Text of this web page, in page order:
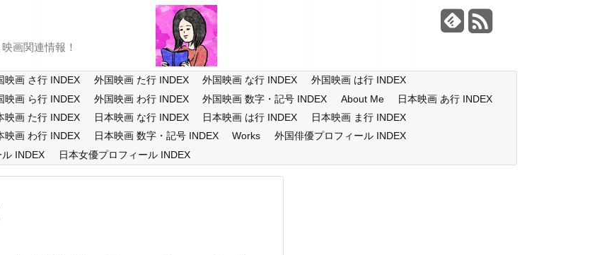
画関連情報！
映画 さ行 INDEX 外国映画 た行 INDEX 外国映画 な行 INDEX
外国映画 は行 INDEX
映画 ら行 INDEX 外国映画 わ行 INDEX 外国映画 数字・記号 INDEX About Me
日本映画 あ行 INDEX
映画 た行 INDEX 日本映画 な行 INDEX 日本映画 は行 INDEX
日本映画 ま行 INDEX
映画 わ行 INDEX 日本映画 数字・記号 INDEX Works
外国俳優プロフィール INDEX
INDEX 日本女優プロフィール INDEX